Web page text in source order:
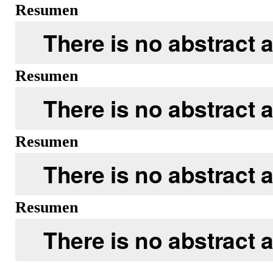
Resumen
There is no abstract
Resumen
There is no abstract
Resumen
There is no abstract
Resumen
There is no abstract